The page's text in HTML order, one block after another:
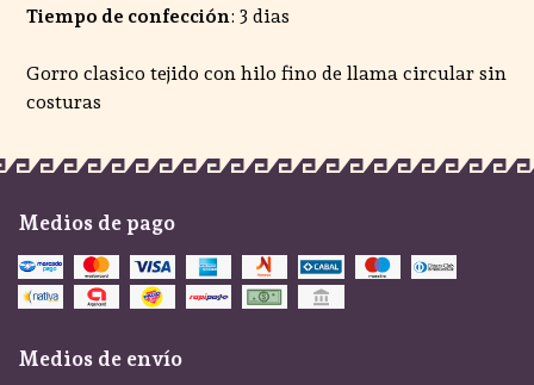
Tiempo de confección: 3 dias
Gorro clasico tejido con hilo fino de llama circular sin
costuras
Medios de pago
Medios de envío